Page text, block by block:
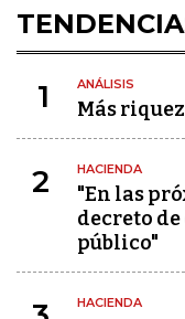
1 ANÁLISIS
Más
2 HACIENDA
"En las
decreto
público"
HACIENDA